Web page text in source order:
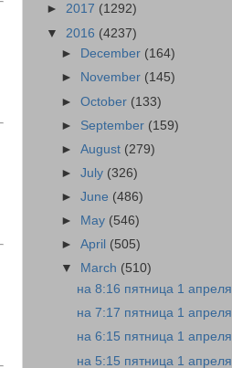
► 2017 (1292)
▼ 2016 (4237)
►
December (164)
►
November (145)
►October (133)
► September (159)
►August (279)
►July (326)
►June (486)
►
May (546)
►April (505)
▼
March (510)
на 8:16 пятница 1 апреля
на 7:17 пятница 1 апреля
на 6:15 пятница 1 апреля
на 5:15 пятница 1 апреля